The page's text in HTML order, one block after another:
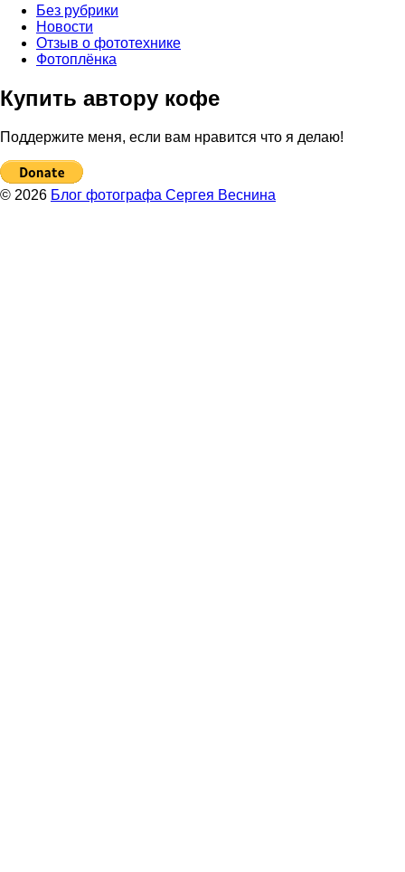
Без рубрики
Новости
Отзыв о фототехнике
Фотоплёнка
Купить автору кофе
Поддержите меня, если вам нравится что я делаю!
© 2026 Блог фотографа Сергея Веснина